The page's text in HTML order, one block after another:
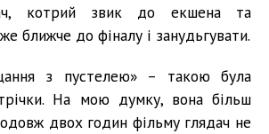
котрий звик до екшена та
ближче до фіналу і занудьгувати.
з пустелею» – такою була
На мою думку, вона більш
двох годин фільму глядач не